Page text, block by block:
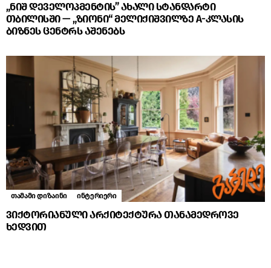
„ნიშ დეველოპმენტის” ახალი სტანდარტი
თბილისში — „ზიონი“ მელიქიშვილზე A-კლასის
ბიზნეს ცენტრს აშენებს
თამამი დიზაინი ინტერიერი
ვიქტორიანული არქიტექტურა თანამედროვე
ხედვით